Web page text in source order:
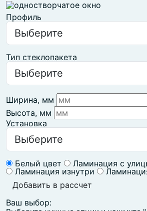
Профиль
Тип стеклопакета
Ширина, мм
Высота, мм
Установка
Белый цвет
Ламинация с
Ламинация изнутри
Добавить в рассчет
Ваш выбор: